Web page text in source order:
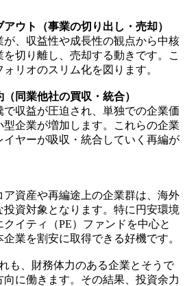
ウト（事業の切り出し・売却）
が、収益性や成長性の観点から中核
切り離し、売却する動きです。こ
リオのスリム化を図ります。
同業他社の買収・統合）
で収益が圧迫され、単独での企業価
企業が増加します。これらの企業
イヤーが吸収・統合していく再編が
ア資産や再編途上の企業群は、海外
資対象となります。特に円安環境
イティ（PE）ファンドを中心と
業を割安に取得できる好機です。
も、財務体力のある企業とそうで
に働きます。その結果、投資余力